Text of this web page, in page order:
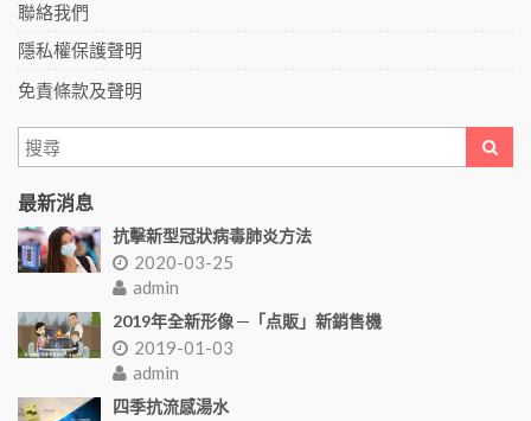
聯絡我們
隱私權保護聲明
免責條款及聲明
最新消息
抗擊新型冠狀病毒肺炎方法
2020-03-25
admin
2019年全新形像 ─「点販」新銷售機
2019-01-03
admin
四季抗流感湯水